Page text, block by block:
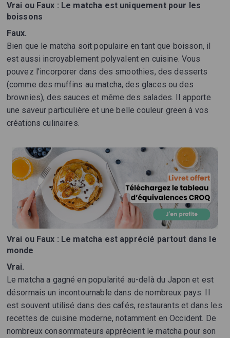
Vrai ou Faux : Le matcha est uniquement pour les
boissons
Faux.
Bien que le matcha soit populaire en tant que boisson, il
est aussi incroyablement polyvalent en cuisine. Vous
pouvez l'incorporer dans des smoothies, des desserts
(comme des muffins au matcha, des glaces ou des
brownies), des sauces et même des salades. Il apporte
une saveur particulière et une belle couleur green à vos
créations culinaires.
Vrai ou Faux : Le matcha est apprécié partout dans le
monde
Vrai.
Le matcha a gagné en popularité au-delà du Japon et est
désormais un incontournable dans de nombreux pays. Il
est souvent utilisé dans des cafés, restaurants et dans les
recettes de cuisine moderne, notamment en Occident. De
nombreux consommateurs apprécient le matcha pour son